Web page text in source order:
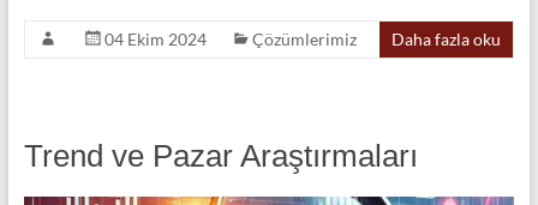
04 Ekim 2024 Çözümlerimiz Daha fazla oku
Trend ve Pazar Araştırmaları